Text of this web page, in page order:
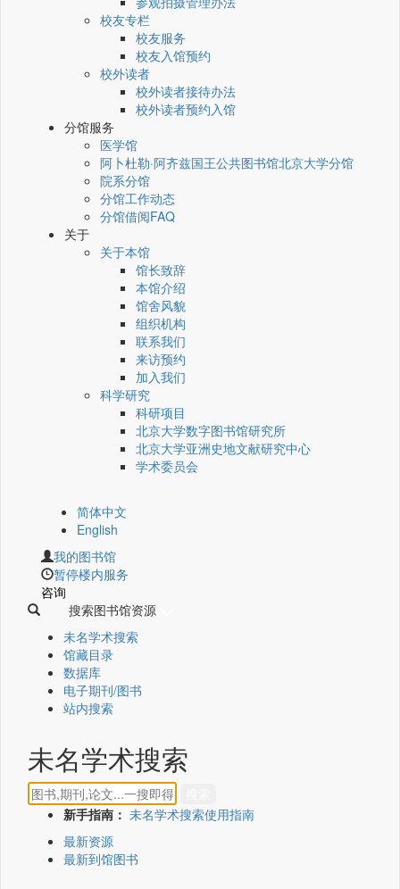
校友专栏
校友服务
校友入馆预约
校外读者
校外读者接待办法
校外读者预约入馆
分馆服务
医学馆
阿卜杜勒·阿齐兹国王公共图书馆北京大学分馆
院系分馆
分馆工作动态
分馆借阅FAQ
关于
关于本馆
馆长致辞
本馆介绍
馆舍风貌
组织机构
联系我们
来访预约
加入我们
科学研究
科研项目
北京大学数字图书馆研究所
北京大学亚洲史地文献研究中心
学术委员会
简体中文
English
我的图书馆
暂停楼内服务
咨询
搜索图书馆资源
未名学术搜索
馆藏目录
数据库
电子期刊/图书
站内搜索
未名学术搜索
新手指南： 未名学术搜索使用指南
最新资源
最新到馆图书